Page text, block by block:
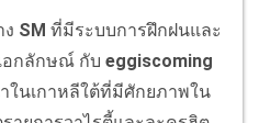
SM ที่มีระบบการฝึกฝนและ
อกลักษณ์ กับ eggiscoming
นเกาหลีใต้ที่มีศักยภาพใน